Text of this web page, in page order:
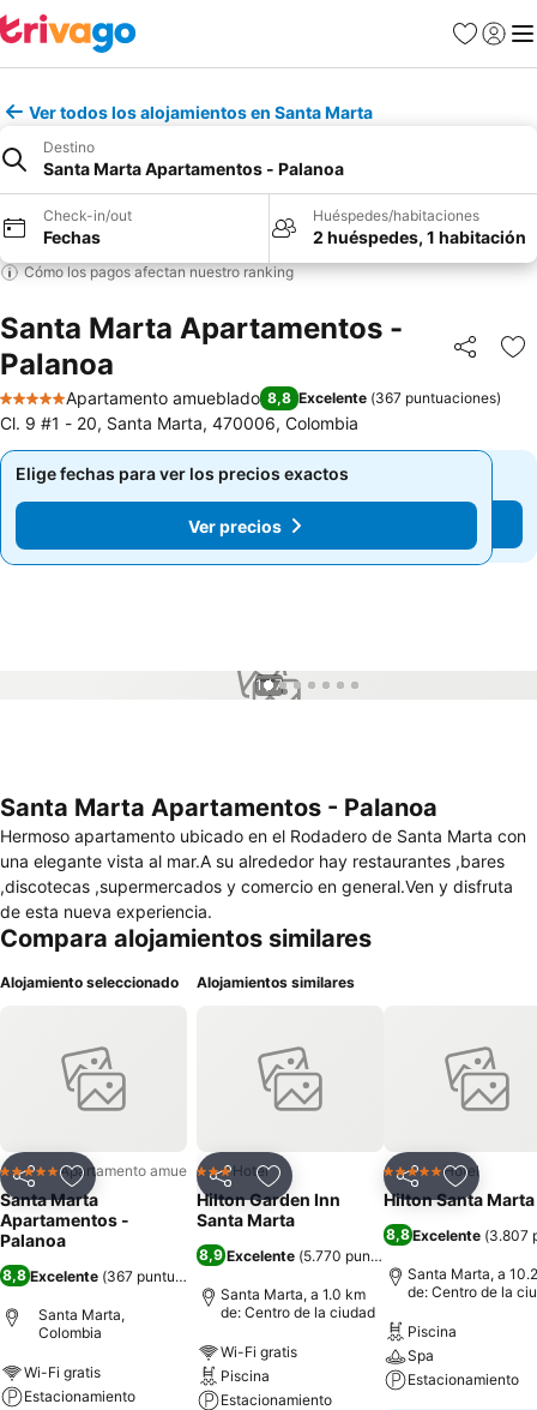
Favoritos
Iniciar
Ver todos los alojamientos en Santa Marta
Destino
Santa Marta Apartamentos - Palanoa
Check-in/out
Fechas
Huéspedes/habitaciones
2 huéspedes, 1 habitación
Cómo los pagos afectan nuestro ranking
Santa Marta Apartamentos -
Palanoa
Compartir
5 Estrellas
Apartamento amueblado 8,8 Excelente (367 puntuaciones)
Cl. 9 #1 - 20, Santa Marta, 470006, Colombia
Elige fechas para ver los precios exactos
Ver precios
Elige fechas para ver los precios exactos
Ver precios
1 / 7
Santa Marta Apartamentos - Palanoa
Hermoso apartamento ubicado en el Rodadero de Santa Marta con
una elegante vista al mar.A su alrededor hay restaurantes ,bares
,discotecas ,supermercados y comercio en general.Ven y disfruta
de esta nueva experiencia.
Compara alojamientos similares
Alojamiento seleccionado
CompartirAgregar a favoritos
5 EstrellasApartamento amueblado
Santa Marta
Apartamentos -
Palanoa
8,8Excelente (367 puntuaciones
Santa Marta,
Colombia
Wi-Fi gratis
Estacionamiento
Alojamientos similares
CompartirAgregar a favoritos
3 Estrellas
Hotel
Hilton Garden Inn
Santa Marta
8,9 Excelente (5.770 puntuaciones
Santa Marta, a 1.0 km
de: Centro de la ciudad
Wi-Fi gratis
Piscina
Estacionamiento
CompartirAgregar
5 EstrellasHotel
Hilton Santa Marta
8,8Excelente (3.807
Santa Marta, a
de: Centro de la
Piscina
Spa
Estacionamiento